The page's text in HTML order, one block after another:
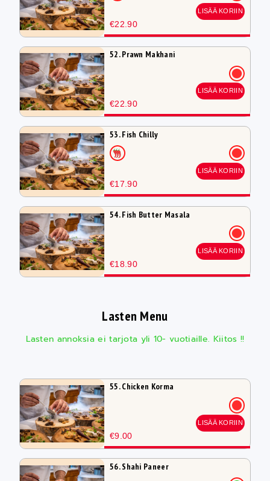
€22.90
LISÄÄ KORIIN
52. Prawn Makhani
€22.90
LISÄÄ KORIIN
53. Fish Chilly
€17.90
LISÄÄ KORIIN
54. Fish Butter Masala
€18.90
LISÄÄ KORIIN
Lasten Menu
Lasten annoksia ei tarjota yli 10- vuotiaille. Kiitos !!
55. Chicken Korma
€9.00
LISÄÄ KORIIN
56. Shahi Paneer